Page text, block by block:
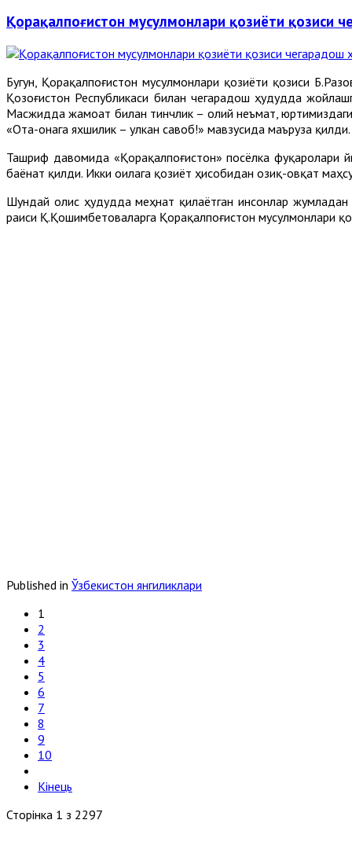
Қорақалпоғистон мусулмонлари қозиёти қозиси
Бугун, Қорақалпоғистон мусулмонлари қозиёти қозиси
Қозоғистон Республикаси билан чегарадош ҳудудда
Масжидда жамоат билан тинчлик – олий неъмат,
«Ота-онага яхшилик – улкан савоб!» мавзусида маъруза қилди.
Ташриф давомида «Қорақалпоғистон» посёлка фуқаролари
баёнат қилди. Икки оилага қозиёт ҳисобидан озиқ-овқат
Шундай олис ҳудудда меҳнат қилаётган инсонлар
раиси Қ.Қошимбетоваларга Қорақалпоғистон мусулмонлари
Published in Ўзбекистон янгиликлари
1
2
3
4
5
6
7
8
9
10
Кінець
Сторінка 1 з 2297